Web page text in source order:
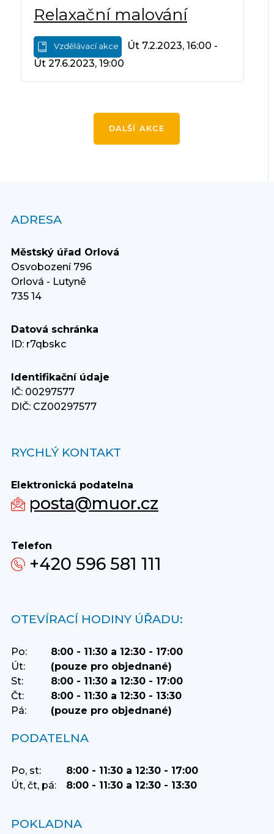
Relaxační malování
Vzdělávací akce
Út 7.2.2023, 16:00 -
Út 27.6.2023, 19:00
DALŠÍ AKCE
ADRESA
Městský úřad Orlová
Osvobození 796
Orlová - Lutyně
735 14
Datová schránka
ID: r7qbskc
Identifikační údaje
IČ: 00297577
DIČ: CZ00297577
RYCHLÝ KONTAKT
Elektronická podatelna
posta@muor.cz
Telefon
+420 596 581 111
OTEVÍRACÍ HODINY ÚŘADU:
Po:
8:00 - 11:30 a 12:30 - 17:00
Út:
(pouze pro objednané)
St:
8:00 - 11:30 a 12:30 - 17:00
Čt:
8:00 - 11:30 a 12:30 - 13:30
Pá:
(pouze pro objednané)
PODATELNA
Po, st:
8:00 - 11:30 a 12:30 - 17:00
Út, čt, pá:
8:00 - 11:30 a 12:30 - 13:30
POKLADNA